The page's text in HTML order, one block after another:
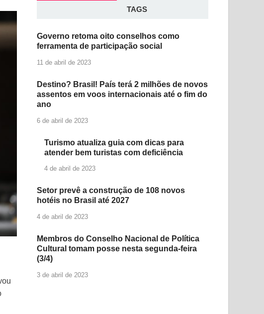
TAGS
Governo retoma oito conselhos como
ferramenta de participação social
11 de abril de 2023
Destino? Brasil! País terá 2 milhões de novos
assentos em voos internacionais até o fim do
ano
6 de abril de 2023
Turismo atualiza guia com dicas para
atender bem turistas com deficiência
4 de abril de 2023
Setor prevê a construção de 108 novos
hotéis no Brasil até 2027
4 de abril de 2023
Membros do Conselho Nacional de Política
Cultural tomam posse nesta segunda-feira
(3/4)
3 de abril de 2023